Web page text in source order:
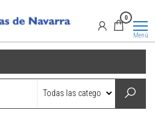
0
Menú